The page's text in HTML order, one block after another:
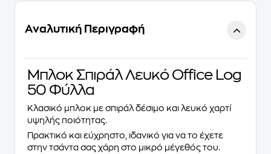
Αναλυτική Περιγραφή
Μπλοκ Σπιράλ Λευκό Office Log
50 Φύλλα
Κλασικό μπλοκ με σπιράλ δέσιμο και λευκό χαρτί
υψηλής ποιότητας.
Πρακτικό και εύχρηστο, ιδανικό για να το έχετε
στην τσάντα σας χάρη στο μικρό μέγεθός του.